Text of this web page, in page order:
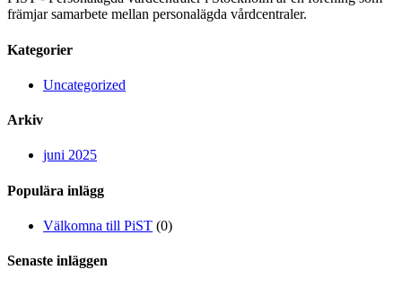
främjar samarbete mellan personalägda vårdcentraler.
Kategorier
Uncategorized
Arkiv
juni 2025
Populära inlägg
Välkomna till PiST (0)
Senaste inläggen